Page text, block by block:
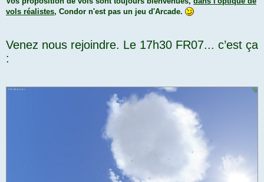
vols réalistes, Condor n'est pas un jeu d'Arcade.
Venez nous rejoindre. Le 17h30 FR07... c’est ça
: